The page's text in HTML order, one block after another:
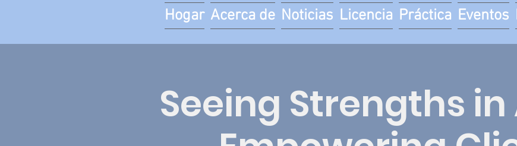
Hogar Acerca de Noticias Licencia Práctica Eventos
Seeing Strengths